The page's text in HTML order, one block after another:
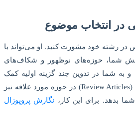
رشته خود مشورت کنید. او می‌تواند با
شما، حوزه‌های نوظهور و شکاف‌های
به شما در تدوین چند گزینه اولیه کمک
کند. مطالعه مقالات مروری (Review Articles) در حوزه مورد علاقه نیز
بدهد. برای این کار، نگارش پروپوزال